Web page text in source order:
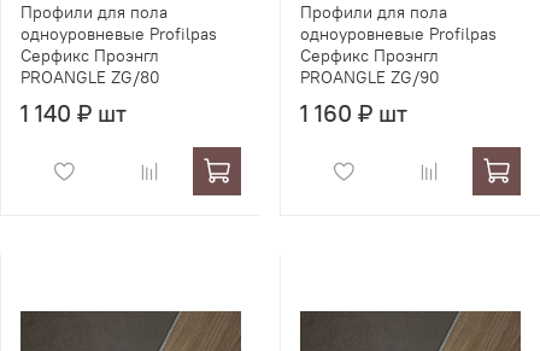
Профили для пола
одноуровневые Profilpas
Серфикс Проэнгл
PROANGLE ZG/80
1 140 ₽ шт
Профили для пола
одноуровневые Profilpas
Серфикс Проэнгл
PROANGLE ZG/90
1 160 ₽ шт